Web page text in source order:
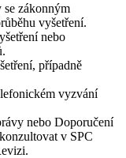
zákonným
vyšetření.
nebo
případně
vyzvání
nebo Doporučení
v SPC